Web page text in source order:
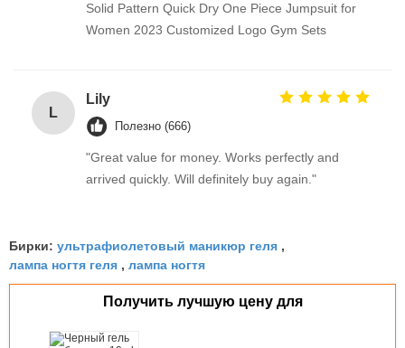
Solid Pattern Quick Dry One Piece Jumpsuit for
Women 2023 Customized Logo Gym Sets
L
Lily
Полезно (666)
"Great value for money. Works perfectly and
arrived quickly. Will definitely buy again."
Бирки: ультрафиолетовый маникюр геля ,
лампа ногтя геля , лампа ногтя
Получить лучшую цену для